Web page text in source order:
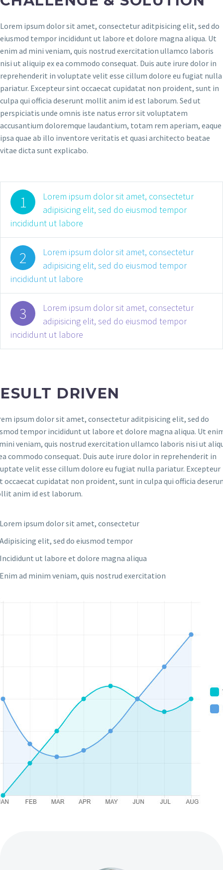
Lorem ipsum dolor sit amet, consectetur aditpisicing elit, sed do
eiusmod tempor incididunt ut labore et dolore magna aliqua. Ut
enim ad mini veniam, quis nostrud exercitation ullamco laboris
nisi ut aliquip ex ea commodo consequat. Duis aute irure dolor in
reprehenderit in voluptate velit esse cillum dolore eu fugiat nulla
pariatur. Excepteur sint occaecat cupidatat non proident, sunt in
culpa qui officia deserunt mollit anim id est laborum. Sed ut
perspiciatis unde omnis iste natus error sit voluptatem
accusantium doloremque laudantium, totam rem aperiam, eaque
ipsa quae ab illo inventore veritatis et quasi architecto beatae
vitae dicta sunt explicabo.
1
Lorem ipsum dolor sit amet, consectetur
adipisicing elit, sed do eiusmod tempor
incididunt ut labore
2
Lorem ipsum dolor sit amet, consectetur
adipisicing elit, sed do eiusmod tempor
incididunt ut labore
3
Lorem ipsum dolor sit amet, consectetur
adipisicing elit, sed do eiusmod tempor
incididunt ut labore
DRIVEN
ipsum dolor sit amet, consectetur aditpisicing elit, sed do
tempor incididunt ut labore et dolore magna aliqua. Ut
veniam, quis nostrud exercitation ullamco laboris nisi ut
commodo consequat. Duis aute irure dolor in reprehenderit in
velit esse cillum dolore eu fugiat nulla pariatur. Excepteur
occaecat cupidatat non proident, sunt in culpa qui officia
anim id est laborum.
Lorem ipsum dolor sit amet, consectetur
Adipisicing elit, sed do eiusmod tempor
Incididunt ut labore et dolore magna aliqua
Enim ad minim veniam, quis nostrud exercitation